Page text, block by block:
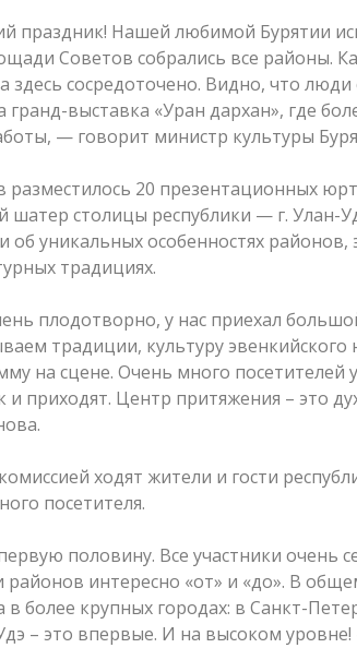
праздник! Нашей любимой Бурятии
Советов собрались все районы.
здесь сосредоточено. Видно, что
гранд-выставка «Уран дархан», где
— говорит министр культуры
20 презентационных
шатер столицы республики — г. Улан-
об уникальных особенностях
традициях.
плодотворно, у нас приехал
традиции, культуру
на сцене. Очень много посетителей
и приходят. Центр притяжения – это
ходят жители и гости
посетителя.
половину. Все участники очень
районов интересно «от» и «до». В
более крупных городах: в Санкт-
– это впервые. И на высоком